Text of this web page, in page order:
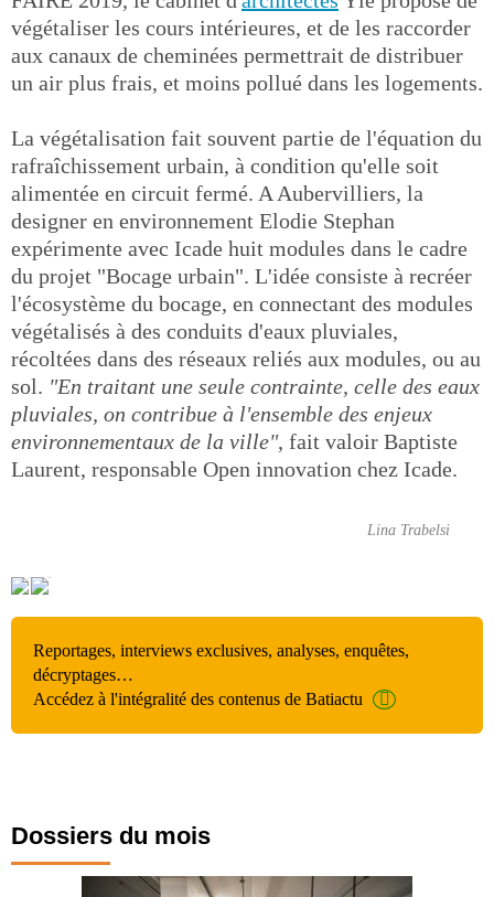
végétaliser les cours intérieures, et de les raccorder
aux canaux de cheminées permettrait de distribuer
un air plus frais, et moins pollué dans les logements.
La végétalisation fait souvent partie de l'équation du
rafraîchissement urbain, à condition qu'elle soit
alimentée en circuit fermé. A Aubervilliers, la
designer en environnement Elodie Stephan
expérimente avec Icade huit modules dans le cadre
du projet "Bocage urbain". L'idée consiste à recréer
l'écosystème du bocage, en connectant des modules
végétalisés à des conduits d'eaux pluviales,
récoltées dans des réseaux reliés aux modules, ou au
sol. "En traitant une seule contrainte, celle des eaux
pluviales, on contribue à l'ensemble des enjeux
environnementaux de la ville", fait valoir Baptiste
Laurent, responsable Open innovation chez Icade.
Lina Trabelsi
Reportages, interviews exclusives, analyses, enquêtes,
décryptages…
Accédez à l'intégralité des contenus de Batiactu
Dossiers du mois